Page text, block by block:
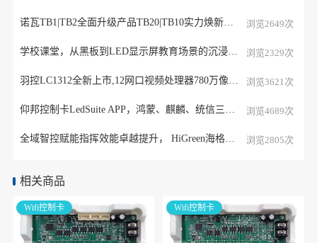
浏览2649次
浏览2329次
浏览3621次
浏览4689次
浏览2805次
相关商品
Wifi控制卡 Wifi控制卡